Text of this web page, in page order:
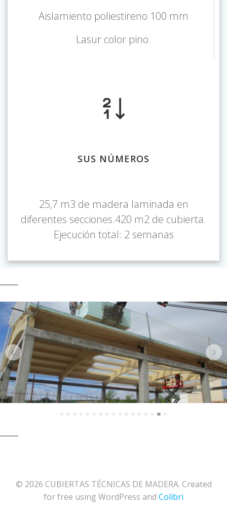
Aislamiento poliestireno 100 mm
Lasur color pino.
SUS NÚMEROS
25,7 m3 de madera laminada en
diferentes secciones.420 m2 de cubierta.
Ejecución total: 2 semanas
© 2026 CUBIERTAS TÉCNICAS DE MADERA. Created
for free using WordPress and Colibri